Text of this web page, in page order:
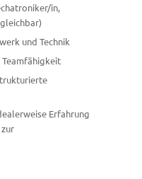
in,
und Technik
Erfahrung